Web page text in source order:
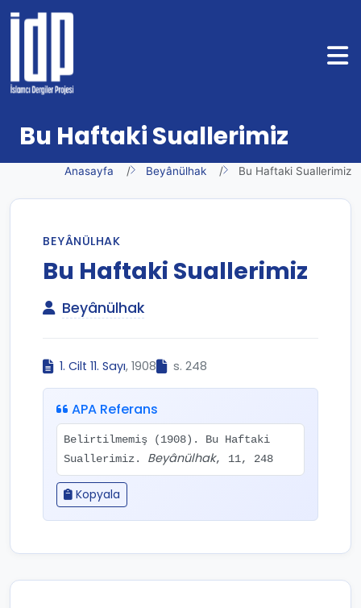
Bu Haftaki Suallerimiz
Anasayfa Beyânülhak Bu Haftaki Suallerimiz
BEYÂNÜLHAK
Bu Haftaki Suallerimiz
Beyânülhak
1. Cilt 11. Sayı, 1908 s. 248
APA Referans
Belirtilmemiş (1908). Bu Haftaki
Suallerimiz. Beyânülhak, 11, 248
Kopyala